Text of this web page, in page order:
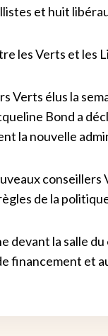
et huit
les Verts et les
Verts élus la
Bond a
la nouvelle
de la
devant la salle
financement et